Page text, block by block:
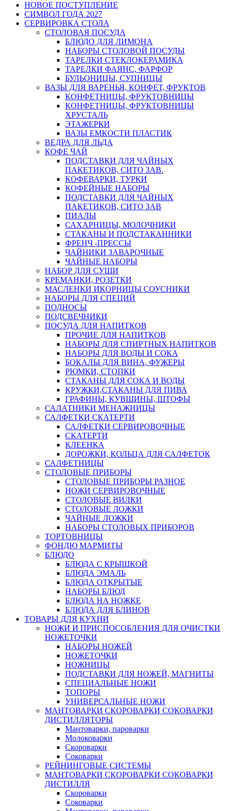
НОВОЕ ПОСТУПЛЕНИЕ
СИМВОЛ ГОДА 2027
СЕРВИРОВКА СТОЛА
СТОЛОВАЯ ПОСУДА
БЛЮДО ДЛЯ ЛИМОНА
НАБОРЫ СТОЛОВОЙ ПОСУДЫ
ТАРЕЛКИ СТЕКЛОКЕРАМИКА
ТАРЕЛКИ ФАЯНС, ФАРФОР
БУЛЬОНИЦЫ, СУПНИЦЫ
ВАЗЫ ДЛЯ ВАРЕНЬЯ, КОНФЕТ, ФРУКТОВ
КОНФЕТНИЦЫ, ФРУКТОВНИЦЫ
КОНФЕТНИЦЫ, ФРУКТОВНИЦЫ
ХРУСТАЛЬ
ЭТАЖЕРКИ
ВАЗЫ ЕМКОСТИ ПЛАСТИК
ВЕДРА ДЛЯ ЛЬДА
КОФЕ ЧАЙ
ПОДСТАВКИ ДЛЯ ЧАЙНЫХ
ПАКЕТИКОВ, СИТО ЗАВ.
КОФЕВАРКИ, ТУРКИ
КОФЕЙНЫЕ НАБОРЫ
ПОДСТАВКИ ДЛЯ ЧАЙНЫХ
ПАКЕТИКОВ, СИТО ЗАВ
ПИАЛЫ
САХАРНИЦЫ, МОЛОЧНИКИ
СТАКАНЫ И ПОДСТАКАННИКИ
ФРЕНЧ -ПРЕССЫ
ЧАЙНИКИ ЗАВАРОЧНЫЕ
ЧАЙНЫЕ НАБОРЫ
НАБОР ДЛЯ СУШИ
КРЕМАНКИ, РОЗЕТКИ
МАСЛЕНКИ ИКОРНИЦЫ СОУСНИКИ
НАБОРЫ ДЛЯ СПЕЦИЙ
ПОДНОСЫ
ПОДСВЕЧНИКИ
ПОСУДА ДЛЯ НАПИТКОВ
ПРОЧИЕ ДЛЯ НАПИТКОВ
НАБОРЫ ДЛЯ СПИРТНЫХ НАПИТКОВ
НАБОРЫ ДЛЯ ВОДЫ И СОКА
БОКАЛЫ ДЛЯ ВИНА, ФУЖЕРЫ
РЮМКИ, СТОПКИ
СТАКАНЫ ДЛЯ СОКА И ВОДЫ
КРУЖКИ,СТАКАНЫ ДЛЯ ПИВА
ГРАФИНЫ, КУВШИНЫ, ШТОФЫ
САЛАТНИКИ МЕНАЖНИЦЫ
САЛФЕТКИ СКАТЕРТИ
САЛФЕТКИ СЕРВИРОВОЧНЫЕ
СКАТЕРТИ
КЛЕЕНКА
ДОРОЖКИ, КОЛЬЦА ДЛЯ САЛФЕТОК
САЛФЕТНИЦЫ
СТОЛОВЫЕ ПРИБОРЫ
СТОЛОВЫЕ ПРИБОРЫ РАЗНОЕ
НОЖИ СЕРВИРОВОЧНЫЕ
СТОЛОВЫЕ ВИЛКИ
СТОЛОВЫЕ ЛОЖКИ
ЧАЙНЫЕ ЛОЖКИ
НАБОРЫ СТОЛОВЫХ ПРИБОРОВ
ТОРТОВНИЦЫ
ФОНДЮ МАРМИТЫ
БЛЮДО
БЛЮДА С КРЫШКОЙ
БЛЮДА ЭМАЛЬ
БЛЮДА ОТКРЫТЫЕ
НАБОРЫ БЛЮД
БЛЮДА НА НОЖКЕ
БЛЮДА ДЛЯ БЛИНОВ
ТОВАРЫ ДЛЯ КУХНИ
НОЖИ И ПРИСПОСОБЛЕНИЯ ДЛЯ ОЧИСТКИ
НОЖЕТОЧКИ
НАБОРЫ НОЖЕЙ
НОЖЕТОЧКИ
НОЖНИЦЫ
ПОДСТАВКИ ДЛЯ НОЖЕЙ, МАГНИТЫ
СПЕЦИАЛЬНЫЕ НОЖИ
ТОПОРЫ
УНИВЕРСАЛЬНЫЕ НОЖИ
МАНТОВАРКИ СКОРОВАРКИ СОКОВАРКИ
ДИСТИЛЛЯТОРЫ
Мантоварки, пароварки
Молоковарки
Скороварки
Соковарки
РЕЙНИНГОВЫЕ СИСТЕМЫ
МАНТОВАРКИ СКОРОВАРКИ СОКОВАРКИ
ДИСТИЛЛЯ
Скороварки
Соковарки